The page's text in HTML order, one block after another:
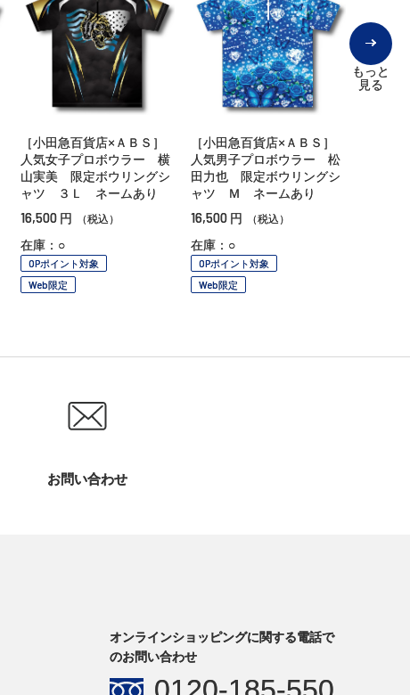
もっと
見る
［小田急百貨店×ＡＢＳ］
人気女子プロボウラー 横
山実美 限定ボウリングシ
ャツ ３Ｌ ネームあり
16,500 円 （税込）
在庫：○
OPポイント対象
Web限定
［小田急百貨店×ＡＢＳ］
人気男子プロボウラー 松
田力也 限定ボウリングシ
ャツ Ｍ ネームあり
16,500 円 （税込）
在庫：○
OPポイント対象
Web限定
お問い合わせ
オンラインショッピングに関する電話で
のお問い合わせ